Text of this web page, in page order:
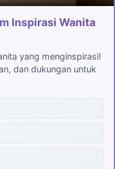
Inspirasi Wanita
yang menginspirasi!
dan dukungan untuk